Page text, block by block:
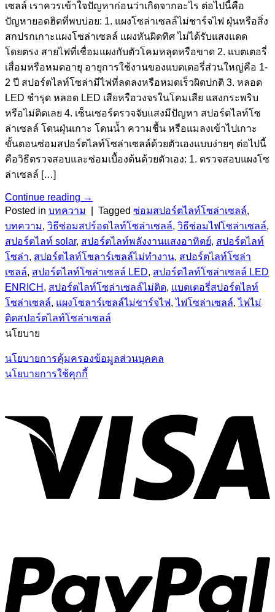
เซลล์ เราควรเข้าใจปัญหาก่อนว่าเกิดจากอะไร ต่อไปนี้คือ
ปัญหายอดฮิตที่พบบ่อย: 1. แผงโซล่าเซลล์ไม่ชาร์จไฟ ฝุ่นหรือสิ่ง
สกปรกเกาะแผงโซล่าเซลล์ แผงหันผิดทิศ ไม่ได้รับแสงแดด
โดยตรง สายไฟที่เชื่อมแผงกับตัวโคมหลุดหรือขาด 2. แบตเตอรี่
เสื่อมหรือหมดอายุ อายุการใช้งานของแบตเตอรี่ส่วนใหญ่คือ 1-
2 ปี สปอร์ตไลท์โซล่ามีไฟที่ลดลงหรือหมดเร็วผิดปกติ 3. หลอด
LED ชำรุด หลอด LED เสียหรือวงจรในโคมเสีย แสงกระพริบ
หรือไม่ติดเลย 4. เซ็นเซอร์ตรวจจับแสงมีปัญหา สปอร์ตไลท์โซ
ล่าเซลล์ โดนฝุ่นเกาะ โดนน้ำ ความชื้น หรือแมลงเข้าไปเกาะ
ขั้นตอนซ่อมสปอร์ตไลท์โซล่าเซลล์ด้วยตัวเองแบบง่ายๆ ต่อไปนี้
คือวิธีตรวจสอบและซ่อมเบื้องต้นด้วยตัวเอง: 1. ตรวจสอบแผงโซ
ล่าเซลล์ […]
Continue reading →
Posted in บทความ Tagged ซ่อมสปอร์ตไลท์โซล่าเซลล์,
บทความ, วิธีซ่อมสปร์อตไลท์โซล่าเซลล์, วิธีซ่อมไฟโซล่าเซลล์,
สปอร์ตไลท์ solar, สปอร์ตไลท์พลังงานแสงอาทิตย์, สปอร์ตไลท์
โซล่า, สปอร์ตไลท์โซลาร์เซลล์ไม่ทำงาน, สปอร์ตไลท์โซล่า
เซลล์, สปอร์ตไลท์โซล่าเซลล์ LED, สปอร์ตไลท์โซล่าเซลล์ LED
ENRICH , สปอร์ตไลท์โซล่าเซลล์ไม่ติด, แบตเตอรี่สปอร์ตไลท์
โซล่าเซลล์, แผงโซลาร์เซลล์ไม่ชาร์จไฟ,ไฟโซล่าเซลล์,ไฟไม่
ติดสปอร์ตไลท์โซล่าเซลล์
นโยบาย
นโยบายการคุ้มครองข้อมูลส่วนบุคคล
นโยบายการใช้คุกกี้